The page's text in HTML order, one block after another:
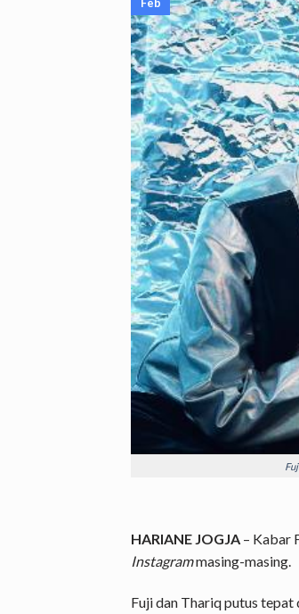
HARIANE JOGJA – Kabar
Instagrammasing-masing.
Fuji dan Thariq putus